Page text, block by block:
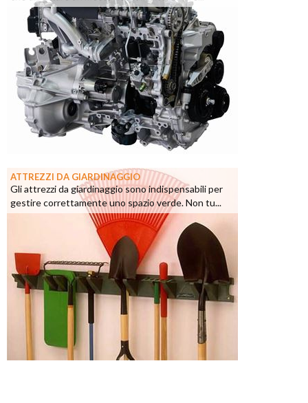
ATTREZZI DA GIARDINAGGIO
Gli attrezzi da giardinaggio sono indispensabili per
gestire correttamente uno spazio verde. Non tu...